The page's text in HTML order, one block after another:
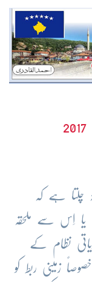
چلتا ہے کہ
یا اِس سے ملحقہ
نظام کے
زمینی ربط کو